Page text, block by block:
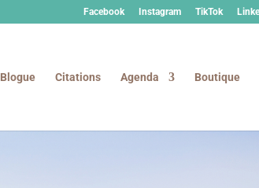
Facebook Instagram TikTok
Blogue Citations Agenda Boutique